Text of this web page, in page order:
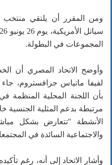
ومن المقرر أن يلتقي
المجموعات في البطولة.
وأوضح الاتحاد المصري أن
لفيفا ماتياس جرافستروم،
بأن اللجنة المحلية المنظمة
مرتبطة بدعم المثلية الجنسية
الأنشطة "تتعارض بشكل
والاجتماعية السائدة في
وأشار الاتحاد إلى أنه، رغم